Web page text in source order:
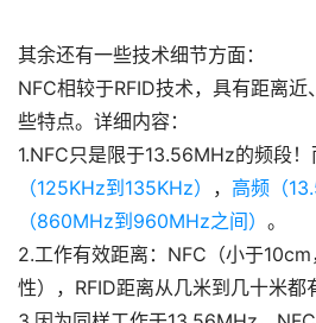
其余还有一些技术细节方面：
NFC相较于RFID技术，具有距离
些特点。详细内容：
1.NFC只是限于13.56MHz的频段
（125KHz到135KHz） ， 高频（
（860MHz到960MHz之间） 。
2.工作有效距离：NFC（小于
性），RFID距离从几米到几十米都